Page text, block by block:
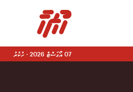
07 އޯގަސްޓް 2026 · ހުކުރު